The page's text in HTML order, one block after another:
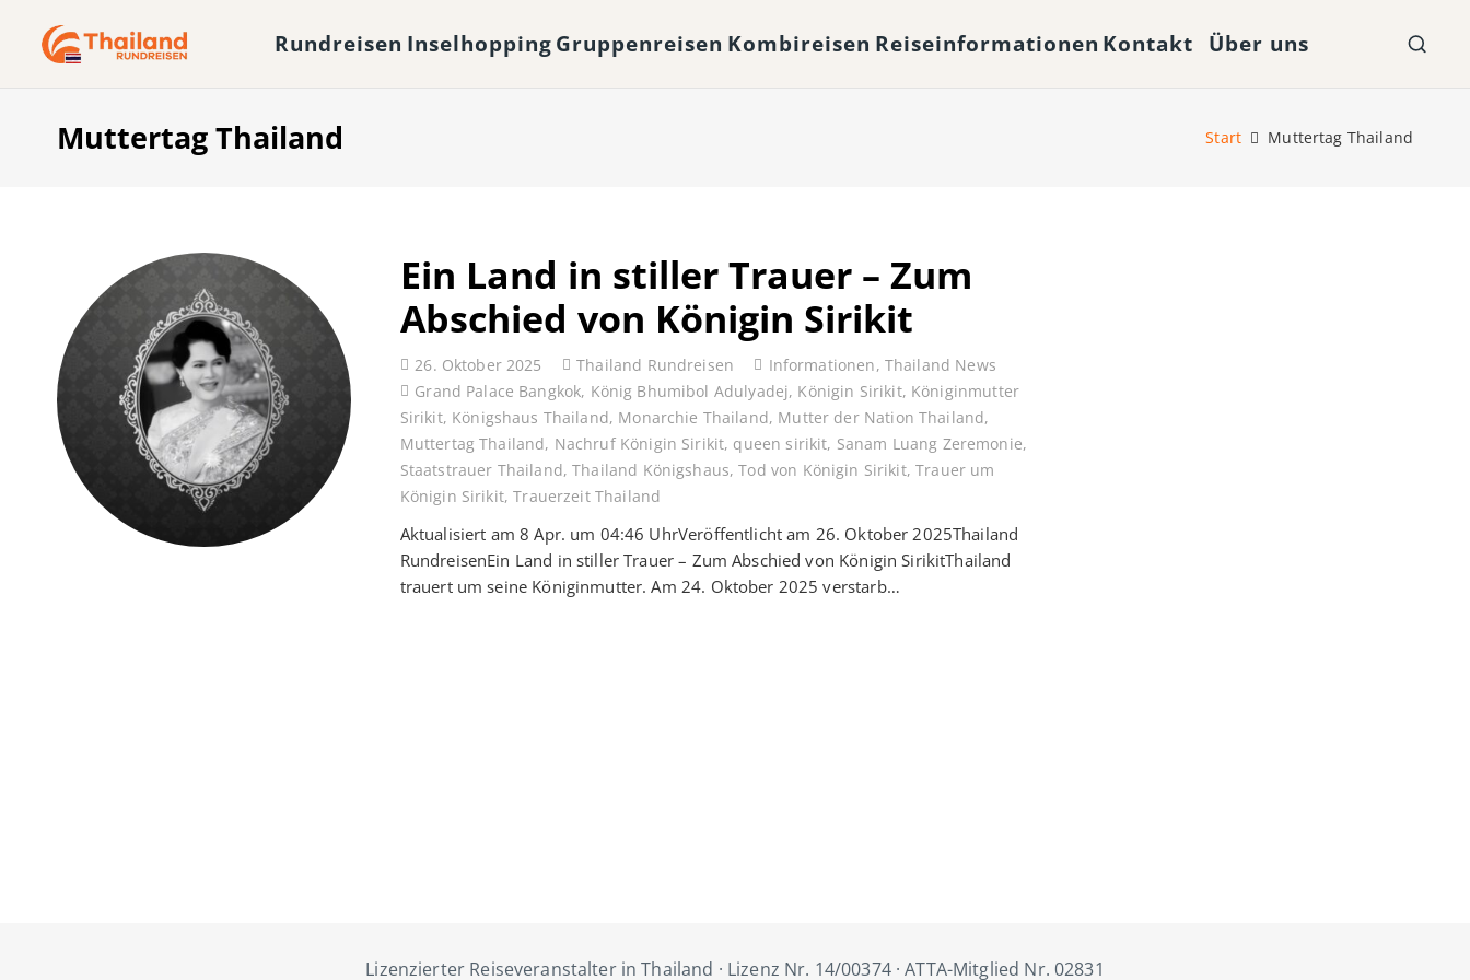
Rundreisen InselhoppingGruppenreisen Kombireisen Reiseinformationen Kontakt Über uns
Muttertag Thailand Start Muttertag Thailand
Ein Land in stiller Trauer – Zum
Abschied von Königin Sirikit
26. Oktober 2025 Thailand Rundreisen Informationen, Thailand News
Grand Palace Bangkok, König Bhumibol Adulyadej, Königin Sirikit, Königinmutter
Sirikit, Königshaus Thailand, Monarchie Thailand, Mutter der Nation Thailand,
Muttertag Thailand, Nachruf Königin Sirikit, queen sirikit, Sanam Luang Zeremonie,
Staatstrauer Thailand,Thailand Königshaus,Tod von Königin Sirikit,Trauer um
Königin Sirikit,Trauerzeit Thailand
Aktualisiert am 8 Apr. um 04:46 UhrVeröffentlicht am 26. Oktober 2025Thailand
RundreisenEin Land in stiller Trauer – Zum Abschied von Königin SirikitThailand
trauert um seine Königinmutter. Am 24. Oktober 2025 verstarb…
Lizenzierter Reiseveranstalter in Thailand · Lizenz Nr. 14/00374 · ATTA-Mitglied Nr. 02831